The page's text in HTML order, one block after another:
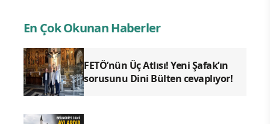
En Çok Okunan Haberler
FETÖ’nün Üç Atlısı! Yeni Şafak’ın
sorusunu Dini Bülten cevaplıyor!